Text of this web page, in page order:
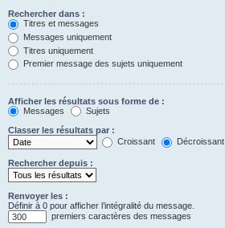
Rechercher dans :
Titres et messages
Messages uniquement
Titres uniquement
Premier message des sujets uniquement
Afficher les résultats sous forme de :
Messages
Sujets
Classer les résultats par :
Croissant
Décroissant
Rechercher depuis :
Renvoyer les :
Définir à 0 pour afficher l’intégralité du message.
premiers caractères des messages